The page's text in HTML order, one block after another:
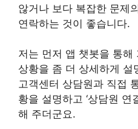
않거나 보다 복잡한 문제
연락하는 것이 좋습니다.
저는 먼저 앱 챗봇을 통해
상황을 좀 더 상세하게 설
고객센터 상담원과 직접
황을 설명하고 ‘상담원 연
해 주더군요.